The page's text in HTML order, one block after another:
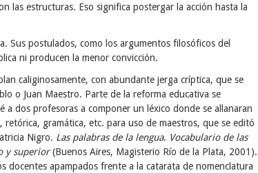
las estructuras. Eso significa postergar la acción hasta la
Sus postulados, como los argumentos filosóficos del
ni producen la menor convicción.
caliginosamente, con abundante jerga críptica, que se
o Juan Maestro. Parte de la reforma educativa se
a dos profesoras a componer un léxico donde se allanaran
gramática, etc. para uso de maestros, que se editó
Nigro. Las palabras de la lengua. Vocabulario de las
y superior(Buenos Aires, Magisterio Río de la Plata, 2001).
docentes apampados frente a la catarata de nomenclatura